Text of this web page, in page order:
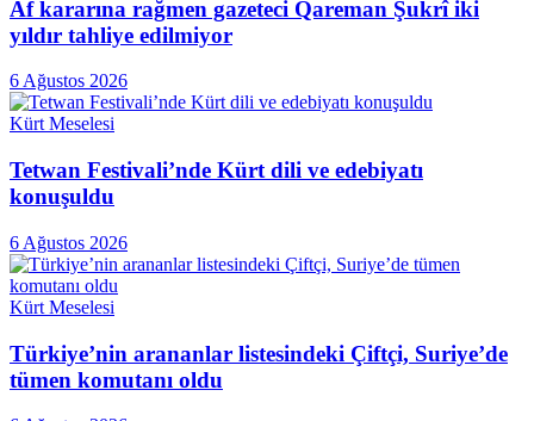
Af kararına rağmen gazeteci Qareman Şukrî iki
yıldır tahliye edilmiyor
6 Ağustos 2026
Kürt Meselesi
Tetwan Festivali’nde Kürt dili ve edebiyatı
konuşuldu
6 Ağustos 2026
Kürt Meselesi
Türkiye’nin arananlar listesindeki Çiftçi, Suriye’de
tümen komutanı oldu